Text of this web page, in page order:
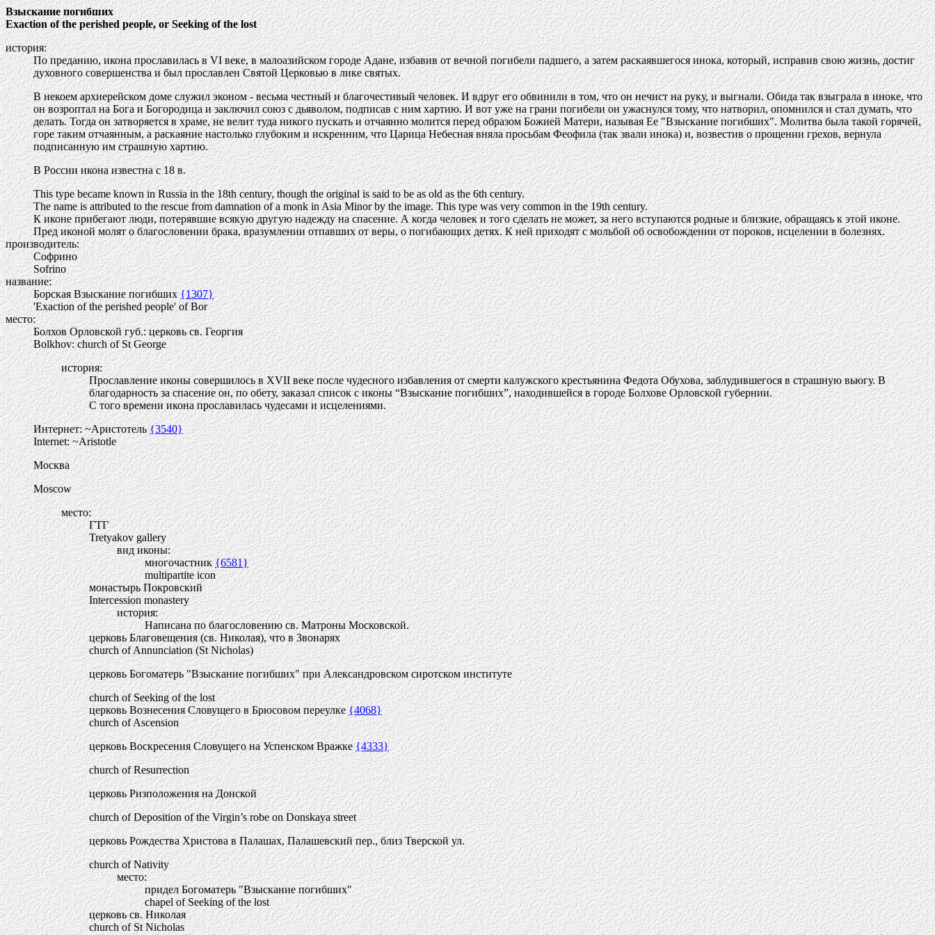
Взыскание погибших
Exaction of the perished people, or Seeking of the lost
история:
По преданию, икона прославилась в VI веке, в малоазийском городе Адане, избавив от вечной погибели падшего, а затем раскаявшегося инока, который, исправив свою жизнь, достиг
духовного совершенства и был прославлен Святой Церковью в лике святых.
В некоем архиерейском доме служил эконом - весьма честный и благочестивый человек. И вдруг его обвинили в том, что он нечист на руку, и выгнали. Обида так взыграла в иноке, что
он возроптал на Бога и Богородица и заключил союз с дьяволом, подписав с ним хартию. И вот уже на грани погибели он ужаснулся тому, что натворил, опомнился и стал думать, что
делать. Тогда он затворяется в храме, не велит туда никого пускать и отчаянно молится перед образом Божией Матери, называя Ее "Взыскание погибших". Молитва была такой горячей,
горе таким отчаянным, а раскаяние настолько глубоким и искренним, что Царица Небесная вняла просьбам Феофила (так звали инока) и, возвестив о прощении грехов, вернула
подписанную им страшную хартию.
В России икона известна с 18 в.
This type became known in Russia in the 18th century, though the original is said to be as old as the 6th century.
The name is attributed to the rescue from damnation of a monk in Asia Minor by the image. This type was very common in the 19th century.
К иконе прибегают люди, потерявшие всякую другую надежду на спасение. А когда человек и того сделать не может, за него вступаются родные и близкие, обращаясь к этой иконе.
Пред иконой молят о благословении брака, вразумлении отпавших от веры, о погибающих детях. К ней приходят с мольбой об освобождении от пороков, исцелении в болезнях.
производитель:
Софрино
Sofrino
название:
Борская Взыскание погибших{1307}
'Exaction of the perished people' of Bor
место:
Болхов Орловской губ.: церковь св. Георгия
Bolkhov: church of St George
история:
Прославление иконы совершилось в XVII веке после чудесного избавления от смерти калужского крестьянина Федота Обухова, заблудившегося в страшную вьюгу. В
благодарность за спасение он, по обету, заказал список с иконы “Взыскание погибших”, находившейся в городе Болхове Орловской губернии.
С того времени икона прославилась чудесами и исцелениями.
Интернет: ~Аристотель{3540}
Internet: ~Aristotle
Москва
Moscow
место:
ГТГ
Tretyakov gallery
вид иконы:
многочастник{6581}
multipartite icon
монастырь Покровский
Intercession monastery
история:
Написана по благословению св. Матроны Московской.
церковь Благовещения (св. Николая), что в Звонарях
church of Annunciation (St Nicholas)
церковь Богоматерь "Взыскание погибших" при Александровском сиротском институте
church of Seeking of the lost
церковь Вознесения Словущего в Брюсовом переулке{4068}
church of Ascension
церковь Воскресения Словущего на Успенском Вражке{4333}
church of Resurrection
церковь Ризположения на Донской
church of Deposition of the Virgin’s robe on Donskaya street
церковь Рождества Христова в Палашах, Палашевский пер., близ Тверской ул.
church of Nativity
место:
придел Богоматерь "Взыскание погибших"
chapel of Seeking of the lost
церковь св. Николая
church of St Nicholas